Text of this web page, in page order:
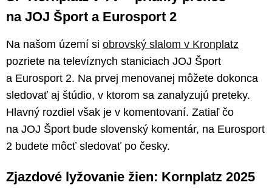
na JOJ Šport a Eurosport 2
Na našom území si obrovský slalom v Kronplatz
pozriete na televíznych staniciach JOJ Šport
a Eurosport 2. Na prvej menovanej môžete dokonca
sledovať aj štúdio, v ktorom sa zanalyzujú preteky.
Hlavný rozdiel však je v komentovaní. Zatiaľ čo
na JOJ Šport bude slovenský komentár, na Eurosport
2 budete môcť sledovať po česky.
Zjazdové lyžovanie žien: Kornplatz 2025